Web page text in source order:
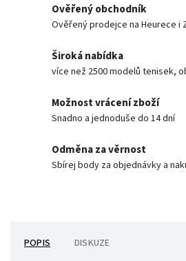
Ověřený obchodník
Ověřený prodejce na Heurece i
Široká nabídka
více než 2500 modelů tenisek,
Možnost vrácení zboží
Snadno a jednoduše do 14 dní
Odměna za věrnost
Sbírej body za objednávky a
POPIS DISKUZE